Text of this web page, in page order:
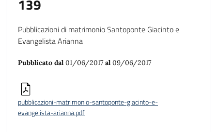
139
Pubblicazioni di matrimonio Santoponte Giacinto e
Evangelista Arianna
Pubblicato dal 01/06/2017al 09/06/2017
pubblicazioni-matrimonio-santoponte-giacinto-e-
evangelista-arianna.pdf